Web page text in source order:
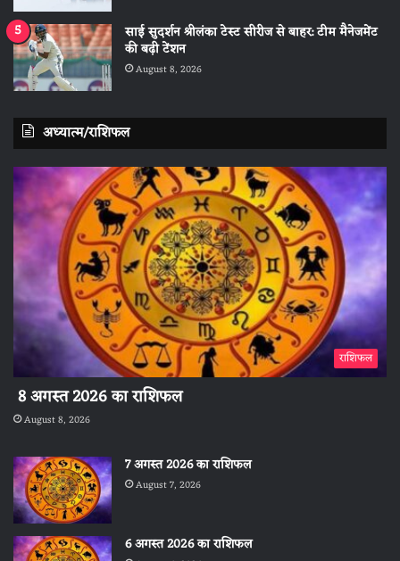
साई सुदर्शन श्रीलंका टेस्ट सीरीज से बाहर: टीम मैनेजमेंट
की बढ़ी टेंशन
August 8, 2026
अध्यात्म/राशिफल
राशिफल
8 अगस्त 2026 का राशिफल
August 8, 2026
7 अगस्त 2026 का राशिफल
August 7, 2026
6 अगस्त 2026 का राशिफल